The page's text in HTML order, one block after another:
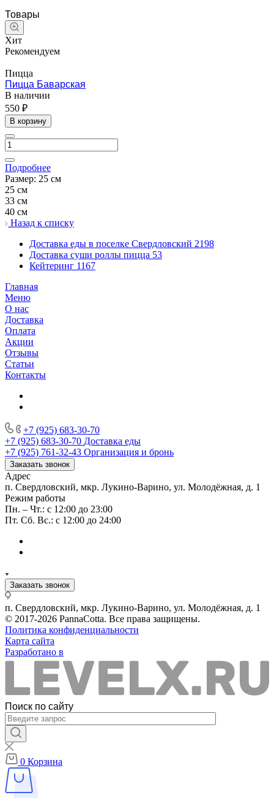
Товары
Хит
Рекомендуем
Пицца
Пицца Баварская
В наличии
550 ₽
В корзину
Подробнее
Размер: 25 см
25 см
33 см
40 см
Назад к списку
Доставка еды в поселке Свердловский 2198
Доставка суши роллы пицца 53
Кейтеринг 1167
Главная
Меню
О нас
Доставка
Оплата
Акции
Отзывы
Статьи
Контакты
+7 (925) 683-30-70
+7 (925) 683-30-70 Доставка еды
+7 (925) 761-32-43 Организация и бронь
Заказать звонок
Адрес
п. Свердловский, мкр. Лукино-Варино, ул. Молодёжная, д. 1
Режим работы
Пн. – Чт.: с 12:00 до 23:00
Пт. Сб. Вс.: с 12:00 до 24:00
Заказать звонок
п. Свердловский, мкр. Лукино-Варино, ул. Молодёжная, д. 1
© 2017-2026 PannaCotta. Все права защищены.
Политика конфиденциальности
Карта сайта
Разработано в
Поиск по сайту
0 Корзина